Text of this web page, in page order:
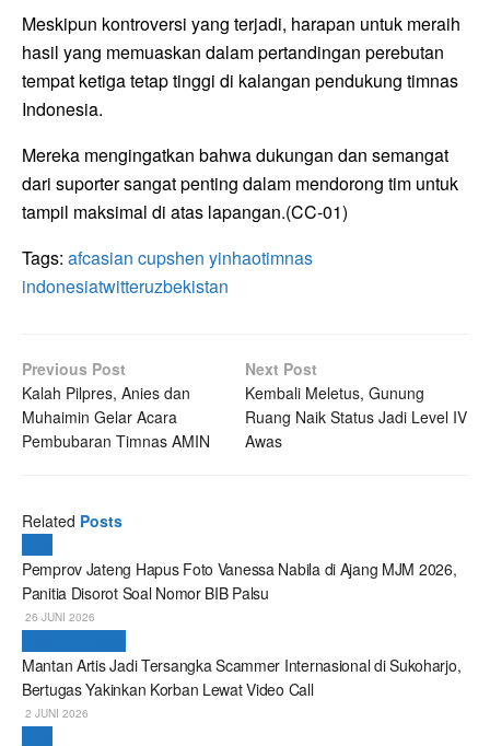
Meskipun kontroversi yang terjadi, harapan untuk meraih
hasil yang memuaskan dalam pertandingan perebutan
tempat ketiga tetap tinggi di kalangan pendukung timnas
Indonesia.
Mereka mengingatkan bahwa dukungan dan semangat
dari suporter sangat penting dalam mendorong tim untuk
tampil maksimal di atas lapangan.(CC-01)
Tags: afcasian cupshen yinhaotimnas
indonesiatwitteruzbekistan
Previous Post
Kalah Pilpres, Anies dan
Muhaimin Gelar Acara
Pembubaran Timnas AMIN
Next Post
Kembali Meletus, Gunung
Ruang Naik Status Jadi Level IV
Awas
Related Posts
Pemprov Jateng Hapus Foto Vanessa Nabila di Ajang MJM 2026,
Panitia Disorot Soal Nomor BIB Palsu
26 JUNI 2026
Mantan Artis Jadi Tersangka Scammer Internasional di Sukoharjo,
Bertugas Yakinkan Korban Lewat Video Call
2 JUNI 2026